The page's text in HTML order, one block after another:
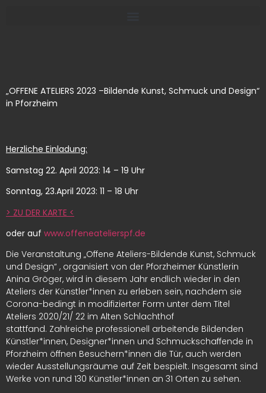
„OFFENE ATELIERS 2023 –Bildende Kunst, Schmuck und Design“
in Pforzheim
Herzliche Einladung:
Samstag 22. April 2023: 14 – 19 Uhr
Sonntag, 23.April 2023: 11 – 18 Uhr
> ZU DER KARTE <
oder auf www.offeneatelierspf.de
Die Veranstaltung „Offene Ateliers-Bildende Kunst, Schmuck
und Design“ , organisiert von der Pforzheimer Künstlerin
Anina Gröger, wird in diesem Jahr endlich wieder in den
Ateliers der Künstler*innen zu erleben sein, nachdem sie
Corona-bedingt in modifizierter Form unter dem Titel
Ateliers 2020/21/ 22 im Alten Schlachthof
stattfand. Zahlreiche professionell arbeitende Bildenden
Künstler*innen, Designer*innen und Schmuckschaffende in
Pforzheim öffnen Besuchern*innen die Tür, auch werden
wieder Ausstellungsräume auf Zeit bespielt. Insgesamt sind
Werke von rund 130 Künstler*innen an 31 Orten zu sehen.